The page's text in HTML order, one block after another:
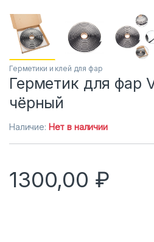
Герметики и клей для фар
Герметик для фар
чёрный
Наличие: Нет в наличии
1300,00 ₽